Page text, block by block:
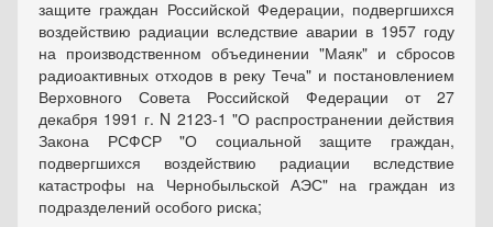
защите граждан Российской Федерации, подвергшихся
воздействию радиации вследствие аварии в 1957 году
на производственном объединении "Маяк" и сбросов
радиоактивных отходов в реку Теча" и постановлением
Верховного Совета Российской Федерации от 27
декабря 1991 г. N 2123-1 "О распространении действия
Закона РСФСР "О социальной защите граждан,
подвергшихся воздействию радиации вследствие
катастрофы на Чернобыльской АЭС" на граждан из
подразделений особого риска;